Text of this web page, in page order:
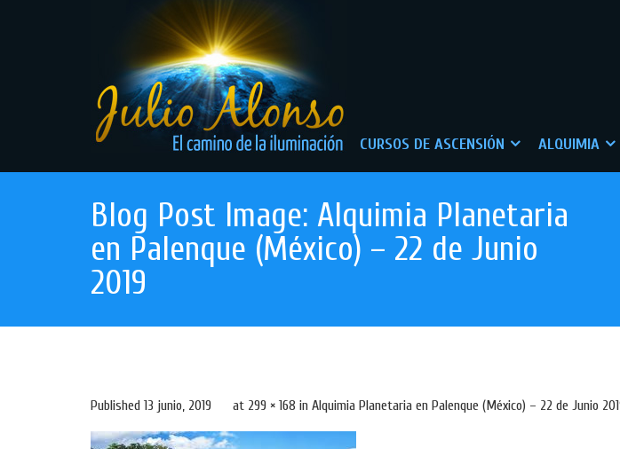
CURSOS DE ASCENSIÓN ALQUIMIA
Blog Post Image: Alquimia Planetaria
en Palenque (México) – 22 de Junio
2019
Published 13 junio, 2019 at 299 × 168 in Alquimia Planetaria en Palenque (México) – 22 de Junio